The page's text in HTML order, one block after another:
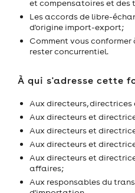
et compensatoires et
Les accords de libre-
d'origine import-export;
Comment vous
rester concurrentiel.
À qui s'adresse cette
Aux directeurs,
Aux directeurs et
Aux directeurs et
Aux directeurs et
Aux directeurs et
affaires;
Aux responsables du